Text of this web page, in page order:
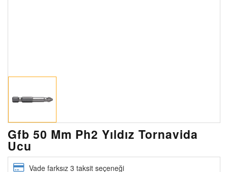
Gfb 50 Mm Ph2 Yıldız Tornavida
Ucu
Vade farksız 3 taksit seçeneği